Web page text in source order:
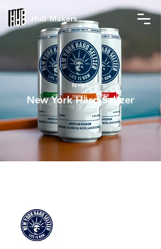
Hub Makers
NYHS
New York Hard Seltzer